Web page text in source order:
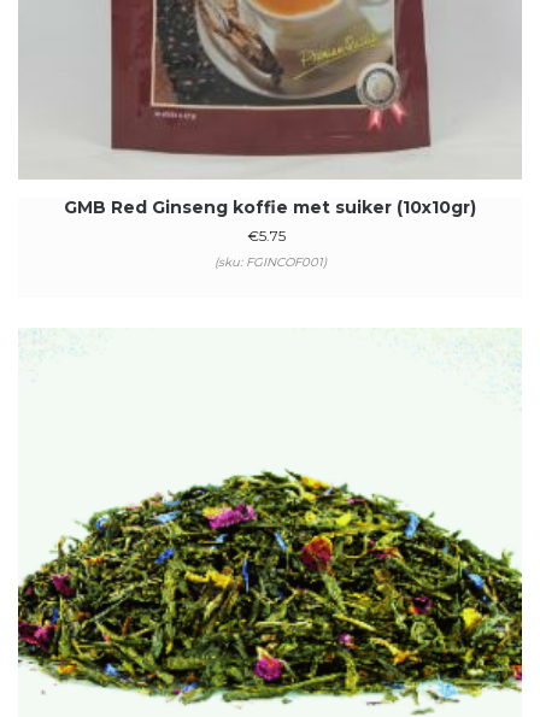
GMB Red Ginseng koffie met suiker (10x10gr)
€5.75
(sku: FGINCOF001)